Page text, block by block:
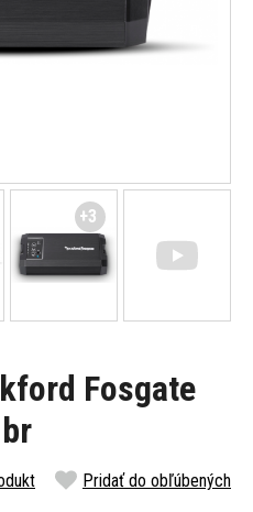
Fosgate
Pridať do obľúbených
+3